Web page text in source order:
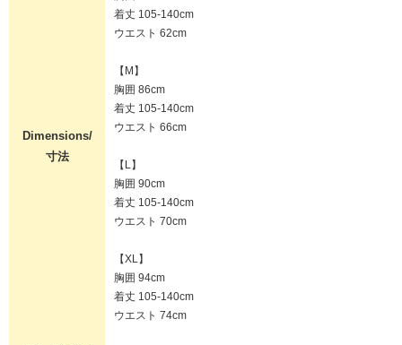
Dimensions/
寸法
着丈 105-140cm
ウエスト 62cm
【M】
胸囲 86cm
着丈 105-140cm
ウエスト 66cm
【L】
胸囲 90cm
着丈 105-140cm
ウエスト 70cm
【XL】
胸囲 94cm
着丈 105-140cm
ウエスト 74cm